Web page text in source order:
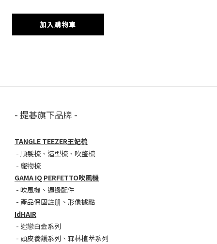
加入購物車
- 提碁旗下品牌 -
TANGLE TEEZER王妃梳
- 順髮梳 、 造型梳 、 吹整梳
- 寵物梳
GAMA IQ PERFETTO吹風機
- 吹風機 、 週邊配件
- 產品保固註册 、 形像據點
IdHAIR
- 迷戀白金系列
- 頭皮養護系列 、 森林植萃系列